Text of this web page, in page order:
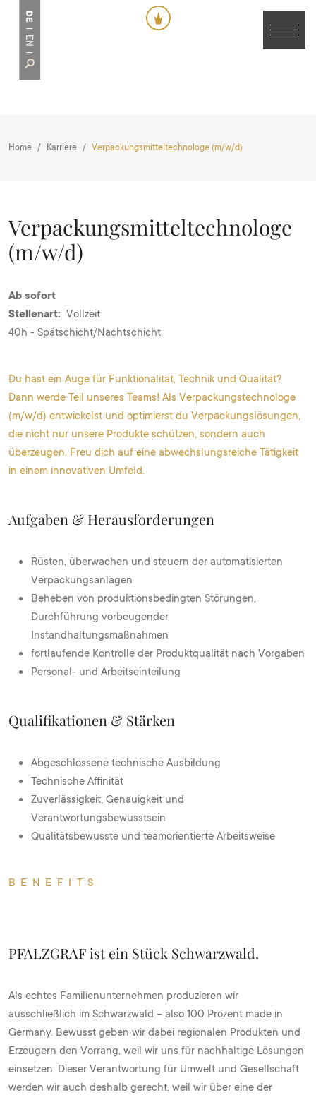
DE
EN
Home Karriere Verpackungsmitteltechnologe (m/w/d)
Verpackungsmitteltechnologe
(m/w/d)
Ab sofort
Stellenart: Vollzeit
40h - Spätschicht/Nachtschicht
Du hast ein Auge für Funktionalität, Technik und Qualität?
Dann werde Teil unseres Teams! Als Verpackungstechnologe
(m/w/d) entwickelst und optimierst du Verpackungslösungen,
die nicht nur unsere Produkte schützen, sondern auch
überzeugen. Freu dich auf eine abwechslungsreiche Tätigkeit
in einem innovativen Umfeld.
Aufgaben & Herausforderungen
Rüsten, überwachen und steuern der automatisierten
Verpackungsanlagen
Beheben von produktionsbedingten Störungen,
Durchführung vorbeugender
Instandhaltungsmaßnahmen
fortlaufende Kontrolle der Produktqualität nach Vorgaben
Personal- und Arbeitseinteilung
Qualifikationen & Stärken
Abgeschlossene technische Ausbildung
Technische Affinität
Zuverlässigkeit, Genauigkeit und
Verantwortungsbewusstsein
Qualitätsbewusste und teamorientierte Arbeitsweise
BENEFITS
PFALZGRAF ist ein Stück Schwarzwald.
Als echtes Familienunternehmen produzieren wir
ausschließlich im Schwarzwald – also 100 Prozent made in
Germany. Bewusst geben wir dabei regionalen Produkten und
Erzeugern den Vorrang, weil wir uns für nachhaltige Lösungen
einsetzen. Dieser Verantwortung für Umwelt und Gesellschaft
werden wir auch deshalb gerecht, weil wir über eine der